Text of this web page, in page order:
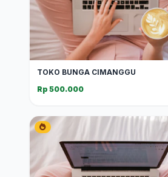
TOKO BUNGA CIMANGGU
Rp 500.000